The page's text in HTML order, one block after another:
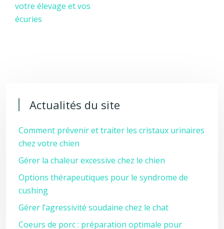
votre élevage et vos
écuries
Actualités du site
Comment prévenir et traiter les cristaux urinaires
chez votre chien
Gérer la chaleur excessive chez le chien
Options thérapeutiques pour le syndrome de
cushing
Gérer l’agressivité soudaine chez le chat
Coeurs de porc : préparation optimale pour